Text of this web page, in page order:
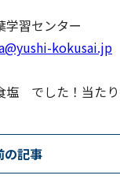
習センター
kokusai.jp
でした！当たり
記事